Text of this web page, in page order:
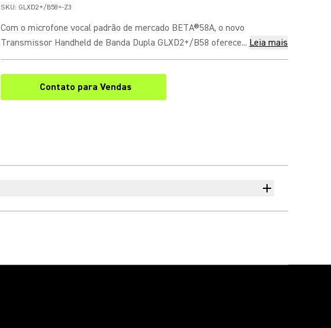
SKU: GLXD2+/B58=-Z3
Com o microfone vocal padrão de mercado BETA®58A, o novo
Transmissor Handheld de Banda Dupla GLXD2+/B58 oferece... Leia mais
Contato para Vendas